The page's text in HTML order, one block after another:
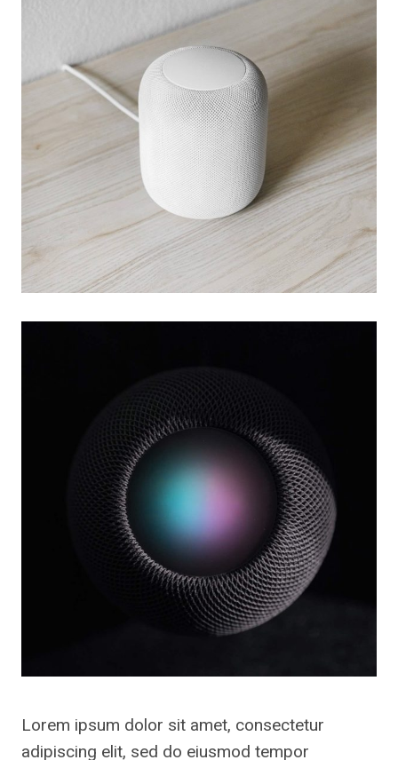
Lorem ipsum dolor sit amet, consectetur
adipiscing elit, sed do eiusmod tempor